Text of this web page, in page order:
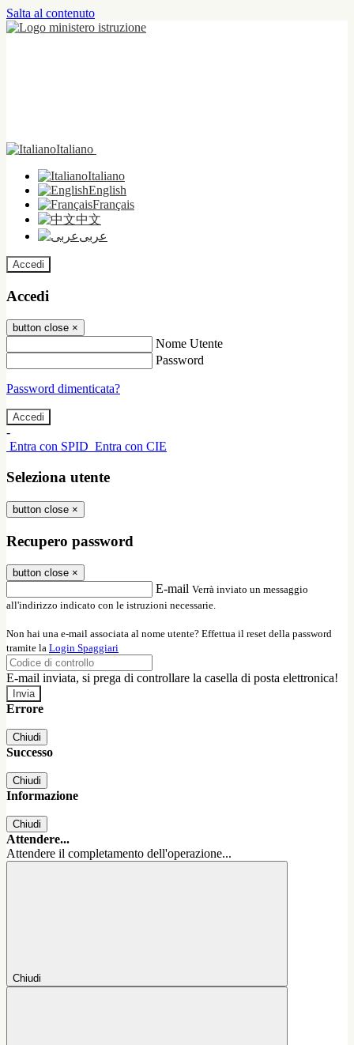
Salta al contenuto
Italiano
Italiano
English
Français
中文
عربى
Accedi
Accedi
button close ×
Nome Utente
Password
Password dimenticata?
-
Entra con SPID Entra con CIE
Seleziona utente
button close ×
Recupero password
button close ×
E-mail Verrà inviato un messaggio
all'indirizzo indicato con le istruzioni necessarie.
Non hai una e-mail associata al nome utente? Effettua il reset della password
tramite la Login Spaggiari
E-mail inviata, si prega di controllare la casella di posta elettronica!
Errore
Chiudi
Successo
Chiudi
Informazione
Chiudi
Attendere...
Attendere il completamento dell'operazione...
Chiudi